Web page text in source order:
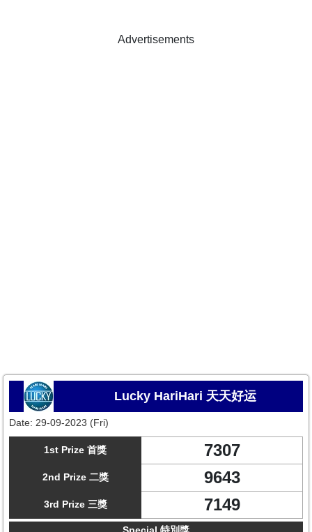
Advertisements
Lucky HariHari 天天好运
Date: 29-09-2023 (Fri)
1st Prize 首獎 7307
2nd Prize 二獎 9643
3rd Prize 三獎 7149